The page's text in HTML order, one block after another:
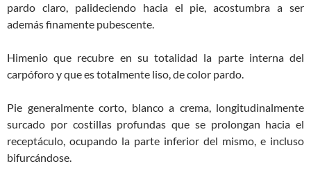
pardo claro, palideciendo hacia el pie, acostumbra a ser
además finamente pubescente.
Himenio que recubre en su totalidad la parte interna del
carpóforo y que es totalmente liso, de color pardo.
Pie generalmente corto, blanco a crema, longitudinalmente
surcado por costillas profundas que se prolongan hacia el
receptáculo, ocupando la parte inferior del mismo, e incluso
bifurcándose.